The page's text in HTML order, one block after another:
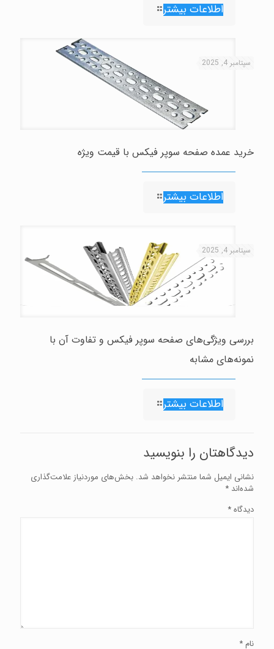
اطلاعات بیشتر
سپتامبر 4, 2025
خرید عمده صفحه سوپر فیکس با قیمت ویژه
اطلاعات بیشتر
سپتامبر 4, 2025
بررسی ویژگی‌های صفحه سوپر فیکس و تفاوت آن با
نمونه‌های مشابه
اطلاعات بیشتر
دیدگاهتان را بنویسید
نشانی ایمیل شما منتشر نخواهد شد. بخش‌های موردنیاز علامت‌گذاری
شده‌اند *
دیدگاه*
نام *